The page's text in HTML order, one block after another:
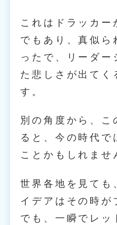
これはドラッカー
でもあり、真似ら
ったで、リーダー
た悲しさが出てく
す。
別の角度から、こ
ると、今の時代で
ことかもしれませ
世界各地を見ても
イデアはその時が
でも、一瞬でレッ